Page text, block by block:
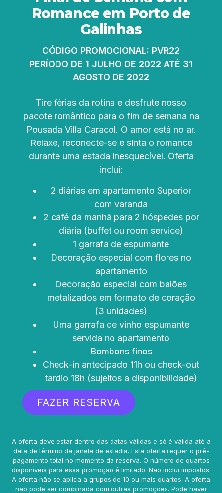
Romance em Porto de
Galinhas
CÓDIGO PROMOCIONAL: PVR22
PERÍODO DE 1 JULHO DE 2022 ATÉ 31
AGOSTO DE 2022
Tire férias da rotina e desfrute nosso
pacote romântico para o fim de semana na
Pousada Villa Caracol. O amor está no ar.
Relaxe, reconecte-se e sinta o romance
durante uma estada inesquecível. Oferta
inclui:
2 diárias em apartamento Superior
com varanda
2 café da manhã para 2 hóspedes por
diária (buffet ou room service)
1 garrafa de espumante
Decoração especial com flores no
apartamento
Decoração especial com balões
metalizados em formato de coração
(3 unidades)
Uma garrafa de vinho espumante
servida no apartamento
Bombons finos
Check-in antecipado 11h ou check-out
tardio 18h (sujeitos a disponibilidade)
FAZER RESERVA
A oferta deve estar dentro das datas válidas e só é válida até a
data de término da janela de estadia. Esta oferta requer o pré-
pagamento total no momento da reserva. O número de quartos
disponíveis para essa promoção é limitado. Não inclui impostos.
A oferta não se aplica a grupos de 10 ou mais quartos. A oferta
não pode ser combinada com outras promoções. Pode haver